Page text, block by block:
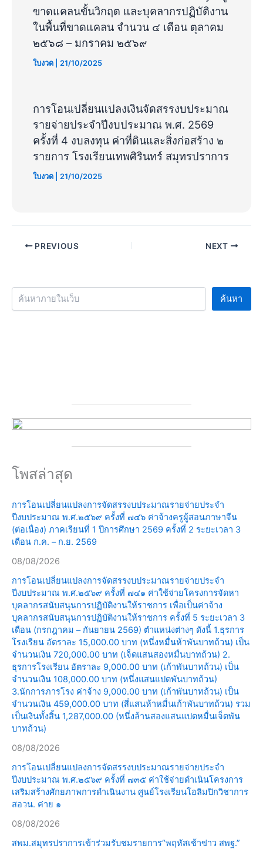
ขาดแคลนขั้นวิกฤต และบุคลากรปฏิบัติงาน
ในพื้นที่ขาดแคลน จำนวน ๔ เดือน ตุลาคม
๒๕๖๘ – มกราคม ๒๕๖๙
ใบงวด 21/10/2025
การโอนเปลี่ยนแปลงเงินจัดสรรงบประมาณ
รายจ่ายประจำปีงบประมาณ พ.ศ. 2569
ครั้งที่ 4 งบลงทุน ค่าที่ดินและสิ่งก่อสร้าง ๒
รายการ โรงเรียนเทพศิรินทร์ สมุทรปราการ
ใบงวด 21/10/2025
PREVIOUS NEXT
ค้นหา
โพสล่าสุด
การโอนเปลี่ยนแปลงการจัดสรรงบประมาณรายจ่ายประจำ
ปีงบประมาณ พ.ศ.๒๕๖๙ ครั้งที่ ๗๔๖ ค่าจ้างครูผู้สอนภาษาจีน
(ต่อเนื่อง) ภาคเรียนที่ 1 ปีการศึกษา 2569 ครั้งที่ 2 ระยะเวลา 3
เดือน ก.ค. – ก.ย. 2569
08/08/2026
การโอนเปลี่ยนแปลงการจัดสรรงบประมาณรายจ่ายประจำ
ปีงบประมาณ พ.ศ.๒๕๖๙ ครั้งที่ ๗๔๑ ค่าใช้จ่ายโครงการจัดหา
บุคลากรสนับสนุนการปฏิบัติงานให้ราชการ เพื่อเป็นค่าจ้าง
บุคลากรสนับสนุนการปฏิบัติงานให้ราชการ ครั้งที่ 5 ระยะเวลา 3
เดือน (กรกฎาคม – กันยายน 2569) ตำแหน่งต่างๆ ดังนี้ 1.ธุรการ
โรงเรียน อัตราละ 15,000.00 บาท (หนึ่งหมื่นห้าพันบาทถ้วน) เป็น
จำนวนเงิน 720,000.00 บาท (เจ็ดแสนสองหมื่นบาทถ้วน) 2.
ธุรการโรงเรียน อัตราละ 9,000.00 บาท (เก้าพันบาทถ้วน) เป็น
จำนวนเงิน 108,000.00 บาท (หนึ่งแสนแปดพันบาทถ้วน)
3.นักการภารโรง ค่าจ้าง 9,000.00 บาท (เก้าพันบาทถ้วน) เป็น
จำนวนเงิน 459,000.00 บาท (สี่แสนห้าหมื่นเก้าพันบาทถ้วน) รวม
เป็นเงินทั้งสิ้น 1,287,000.00 (หนึ่งล้านสองแสนแปดหมื่นเจ็ดพัน
บาทถ้วน)
08/08/2026
การโอนเปลี่ยนแปลงการจัดสรรงบประมาณรายจ่ายประจำ
ปีงบประมาณ พ.ศ.๒๕๖๙ ครั้งที่ ๗๓๕ ค่าใช้จ่ายดำเนินโครงการ
เสริมสร้างศักยภาพการดำเนินงาน ศูนย์โรงเรียนโอลิมปิกวิชาการ
สอวน. ค่าย ๑
08/08/2026
สพม.สมุทรปราการเข้าร่วมรับชมรายการ“พฤหัสเช้าข่าว สพฐ.”